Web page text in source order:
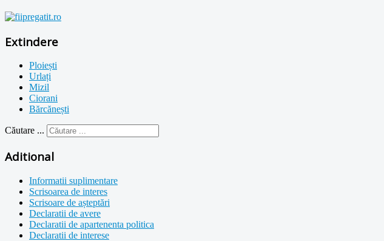
Extindere
Ploiești
Urlați
Mizil
Ciorani
Bărcănești
Căutare ...
Aditional
Informatii suplimentare
Scrisoarea de interes
Scrisoare de așteptări
Declaratii de avere
Declaratii de apartenenta politica
Declaratii de interese